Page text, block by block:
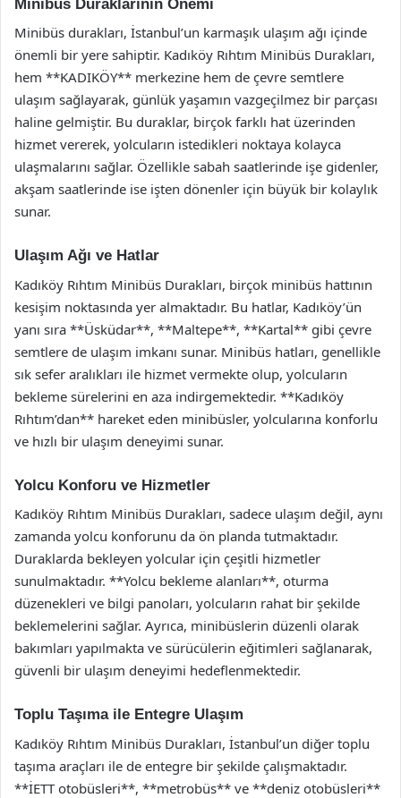
Minibüs Duraklarının Önemi
Minibüs durakları, İstanbul’un karmaşık ulaşım ağı içinde
önemli bir yere sahiptir. Kadıköy Rıhtım Minibüs Durakları,
hem **KADIKÖY** merkezine hem de çevre semtlere
ulaşım sağlayarak, günlük yaşamın vazgeçilmez bir parçası
haline gelmiştir. Bu duraklar, birçok farklı hat üzerinden
hizmet vererek, yolcuların istedikleri noktaya kolayca
ulaşmalarını sağlar. Özellikle sabah saatlerinde işe gidenler,
akşam saatlerinde ise işten dönenler için büyük bir kolaylık
sunar.
Ulaşım Ağı ve Hatlar
Kadıköy Rıhtım Minibüs Durakları, birçok minibüs hattının
kesişim noktasında yer almaktadır. Bu hatlar, Kadıköy’ün
yanı sıra **Üsküdar**, **Maltepe**, **Kartal** gibi çevre
semtlere de ulaşım imkanı sunar. Minibüs hatları, genellikle
sık sefer aralıkları ile hizmet vermekte olup, yolcuların
bekleme sürelerini en aza indirgemektedir. **Kadıköy
Rıhtım’dan** hareket eden minibüsler, yolcularına konforlu
ve hızlı bir ulaşım deneyimi sunar.
Yolcu Konforu ve Hizmetler
Kadıköy Rıhtım Minibüs Durakları, sadece ulaşım değil, aynı
zamanda yolcu konforunu da ön planda tutmaktadır.
Duraklarda bekleyen yolcular için çeşitli hizmetler
sunulmaktadır. **Yolcu bekleme alanları**, oturma
düzenekleri ve bilgi panoları, yolcuların rahat bir şekilde
beklemelerini sağlar. Ayrıca, minibüslerin düzenli olarak
bakımları yapılmakta ve sürücülerin eğitimleri sağlanarak,
güvenli bir ulaşım deneyimi hedeflenmektedir.
Toplu Taşıma ile Entegre Ulaşım
Kadıköy Rıhtım Minibüs Durakları, İstanbul’un diğer toplu
taşıma araçları ile de entegre bir şekilde çalışmaktadır.
**İETT otobüsleri**, **metrobüs** ve **deniz otobüsleri**